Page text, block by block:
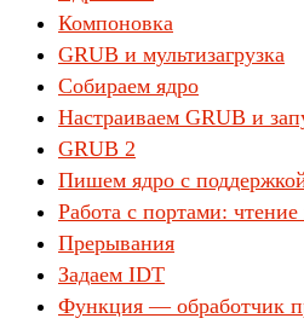
Компоновка
GRUB и мультизагрузка
Собираем ядро
Настраиваем GRUB и
GRUB 2
Пишем ядро с
Работа с портами:
Прерывания
Задаем IDT
Функция — обработчик